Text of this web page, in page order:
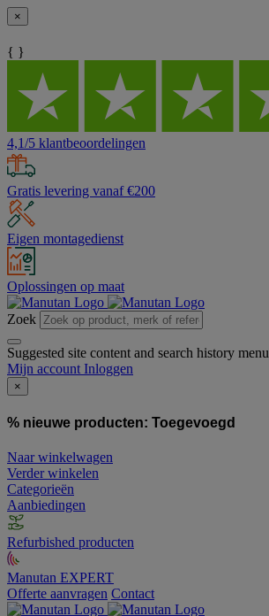
×
{ }
4,1/5 klantbeoordelingen
Gratis levering vanaf €200
Eigen montagedienst
Oplossingen op maat
Zoek
Suggested site content and search history menu
Mijn account Inloggen
×
% nieuwe producten: Toegevoegd
Naar winkelwagen
Verder winkelen
Categorieën
Aanbiedingen
Refurbished producten
Manutan EXPERT
Offerte aanvragen Contact